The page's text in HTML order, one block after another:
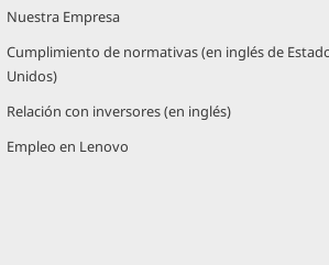
Nuestra Empresa
Cumplimiento de normativas (en inglés de
Unidos)
Relación con inversores (en inglés)
Empleo en Lenovo